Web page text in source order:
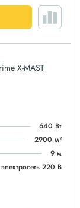
X-MAST
640 Вт
2900 м²
9 м
электросеть 220 В